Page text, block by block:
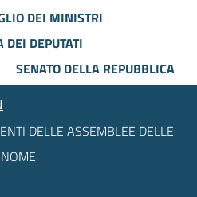
DEI MINISTRI
DEI DEPUTATI
SENATO DELLA REPUBBLICA
DELLE ASSEMBLEE DELLE